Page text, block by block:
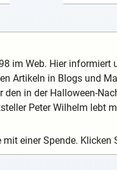
im Web. Hier informiert
Artikeln in Blogs und
in der Halloween-
Peter Wilhelm lebt
einer Spende. Klicken